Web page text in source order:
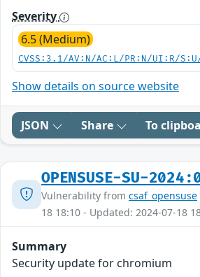
Severity
6.5 (Medium)
CVSS:3.1/AV:N/AC:L/PR:N/UI:R/
Show details on source website
JSON Share To
OPENSUSE-SU-
Vulnerability from csaf_opensuse
18 18:10 - Updated: 2024-07-18
Summary
Security update for chromium